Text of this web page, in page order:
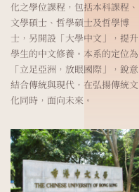
化之學位課程，包括本科課程、
文學碩士、哲學碩士及哲學博
士，另開設「大學中文」，提升
學生的中文修養。本系的定位為
「立足亞洲，放眼國際」，銳意
結合傳統與現代，在弘揚傳統文
化同時，面向未來。